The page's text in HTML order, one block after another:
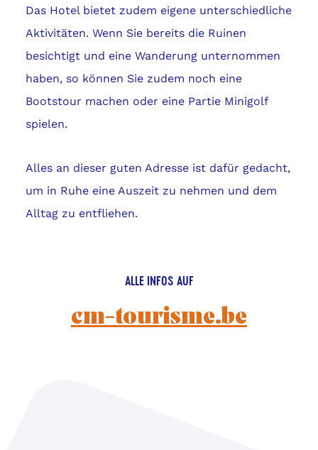
Das Hotel bietet zudem eigene unterschiedliche
Aktivitäten. Wenn Sie bereits die Ruinen
besichtigt und eine Wanderung unternommen
haben, so können Sie zudem noch eine
Bootstour machen oder eine Partie Minigolf
spielen.
Alles an dieser guten Adresse ist dafür gedacht,
um in Ruhe eine Auszeit zu nehmen und dem
Alltag zu entfliehen.
ALLE INFOS AUF
cm-tourisme.be